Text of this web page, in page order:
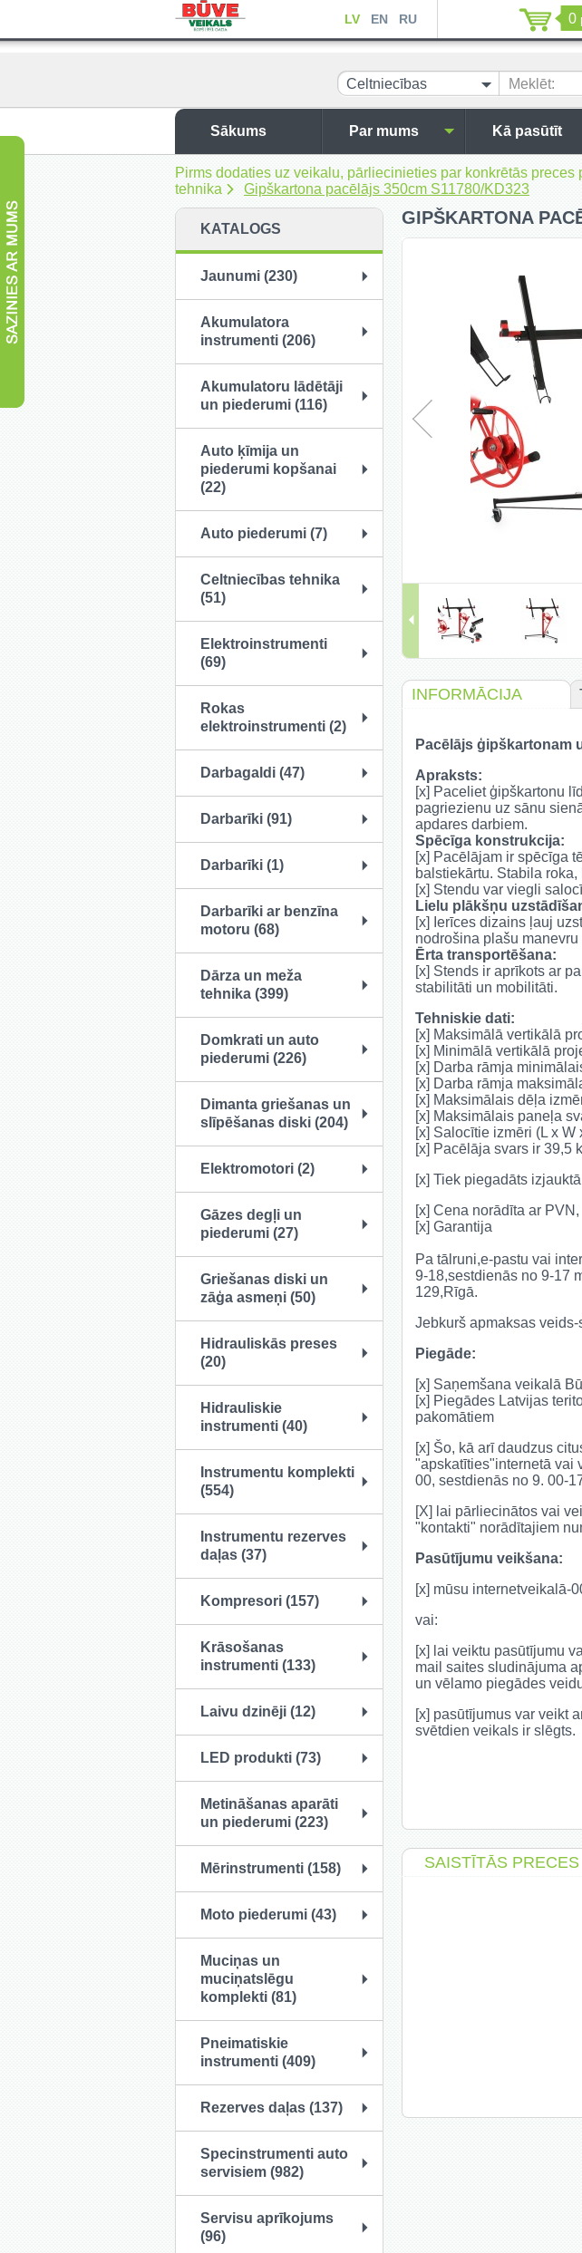
LV EN RU 0
Celtniecības
tehnika
Meklēt:
Sākums Par mums Kā pasūtīt
Pirms dodaties uz veikalu, pārliecinieties par konkrētās
tehnika
Gipškartona pacēlājs 350cm S11780/KD323
KATALOGS
Jaunumi (230)
Akumulatora
instrumenti (206)
Akumulatoru lādētāji
un piederumi (116)
Auto ķīmija un
piederumi kopšanai
(22)
Auto piederumi (7)
Celtniecības tehnika
(51)
Elektroinstrumenti
(69)
Rokas
elektroinstrumenti (2)
Darbagaldi (47)
Darbarīki (91)
Darbarīki (1)
Darbarīki ar benzīna
motoru (68)
Dārza un meža
tehnika (399)
Domkrati un auto
piederumi (226)
Dimanta griešanas un
slīpēšanas diski (204)
Elektromotori (2)
Gāzes degļi un
piederumi (27)
Griešanas diski un
zāģa asmeņi (50)
Hidrauliskās preses
(20)
Hidrauliskie
instrumenti (40)
Instrumentu komplekti
(554)
Instrumentu rezerves
daļas (37)
Kompresori (157)
Krāsošanas
instrumenti (133)
Laivu dzinēji (12)
LED produkti (73)
Metināšanas aparāti
un piederumi (223)
Mērinstrumenti (158)
Moto piederumi (43)
Muciņas un
muciņatslēgu
komplekti (81)
Pneimatiskie
instrumenti (409)
Rezerves daļas (137)
Specinstrumenti auto
servisiem (982)
Servisu aprīkojums
(96)
GIPŠKARTONA
INFORMĀCIJA
Pacēlājs ģipškartonam
Apraksts:
[x] Paceliet ģipškartonu
pagriezienu uz sānu
apdares darbiem.
Spēcīga konstrukcija:
[x] Pacēlājam ir spēcīga
balstiekārtu. Stabila
[x] Stendu var viegli
Lielu plākšņu
[x] Ierīces dizains ļauj
nodrošina plašu
Ērta transportēšana:
[x] Stends ir aprīkots ar
stabilitāti un mobilitāti.
Tehniskie dati:
[x] Maksimālā vertikālā
[x] Minimālā vertikālā
[x] Darba rāmja
[x] Darba rāmja
[x] Maksimālais dēļa
[x] Maksimālais paneļa
[x] Salocītie izmēri (L x W
[x] Pacēlāja svars ir 39,5
[x] Tiek piegadāts
[x] Cena norādīta ar PVN,
[x] Garantija
Pa tālruni,e-pastu vai
9-18,sestdienās no 9-17
129,Rīgā.
Jebkurš apmaksas
Piegāde:
[x] Saņemšana veikalā
[x] Piegādes Latvijas
pakomātiem
[x] Šo, kā arī daudzus
"apskatīties"internetā vai
00, sestdienās no 9. 00-
[X] lai pārliecinātos vai
"kontakti" norādītajiem
Pasūtījumu veikšana:
[x] mūsu internetveikalā-
vai:
[x] lai veiktu pasūtījumu
mail saites sludinājuma
un vēlamo piegādes
[x] pasūtījumus var veikt
svētdien veikals ir slēgts.
SAISTĪTĀS PRECES